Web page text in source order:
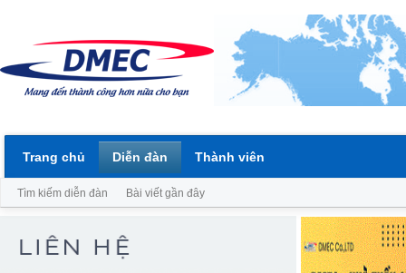
Trang chủ Diễn đàn
Tìm kiếm diễn đàn Bài viết gần đây
Thành viên